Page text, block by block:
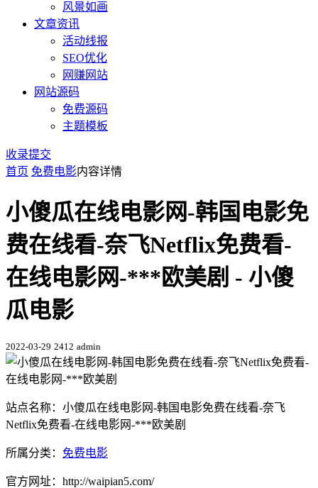
风景如画
文章资讯
活动线报
SEO优化
网赚网站
网站源码
免费源码
主题模板
收录提交
首页 免费电影内容详情
小傻瓜在线电影网-韩国电影免
费在线看-奈飞Netflix免费看-
在线电影网-***欧美剧 - 小傻
瓜电影
2022-03-29 2412 admin
站点名称：小傻瓜在线电影网-韩国电影免费在线看-奈飞
Netflix免费看-在线电影网-***欧美剧
所属分类： 免费电影
官方网址：http://waipian5.com/